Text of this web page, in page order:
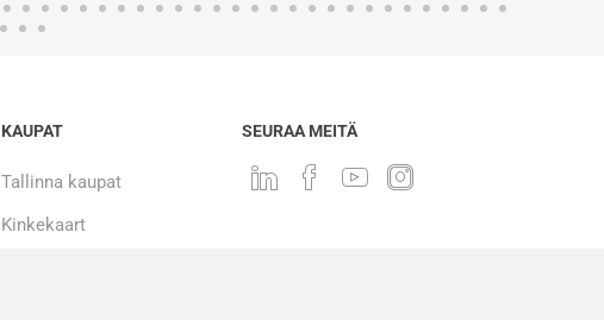
KAUPAT
Tallinna kaupat
Kinkekaart
SEURAA MEITÄ